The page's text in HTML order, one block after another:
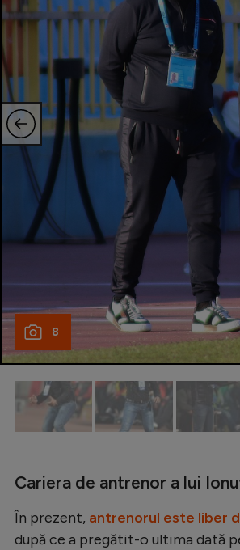
8
Cariera de antrenor a lui
În prezent, antrenorul este liber
după ce a pregătit-o ultima dată